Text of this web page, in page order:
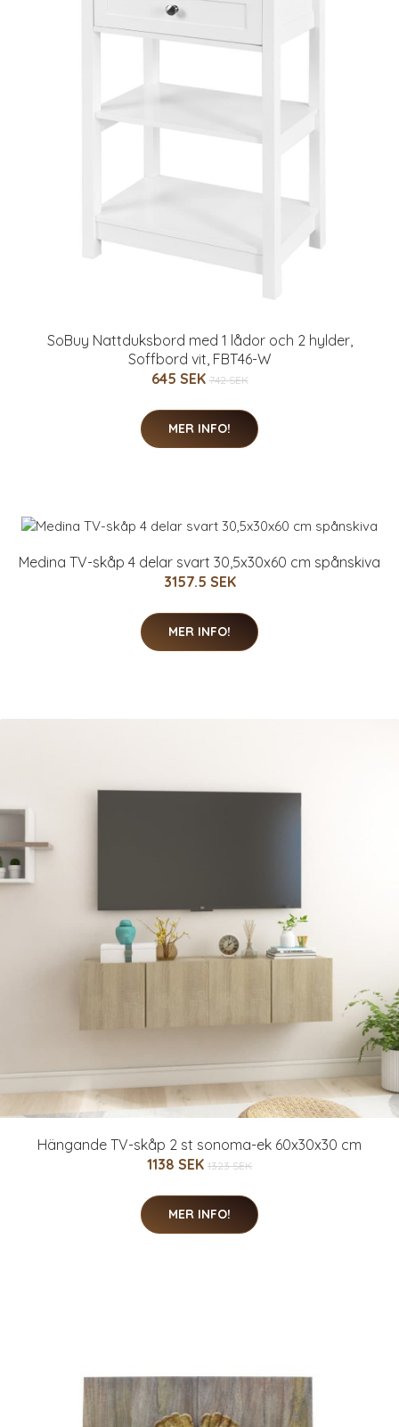
SoBuy Nattduksbord med 1 lådor och 2 hylder,
Soffbord vit, FBT46-W
645 SEK 742 SEK
MER INFO!
Medina TV-skåp 4 delar svart 30,5x30x60 cm spånskiva
3157.5 SEK
MER INFO!
Hängande TV-skåp 2 st sonoma-ek 60x30x30 cm
1138 SEK 1323 SEK
MER INFO!